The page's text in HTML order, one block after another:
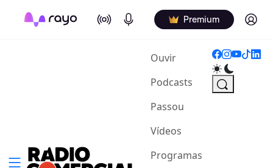
On Air Podcasts Premium Log in
Ouvir(current)
Podcasts
Passou
Vídeos
Programas